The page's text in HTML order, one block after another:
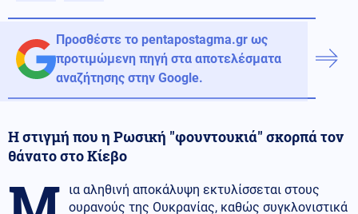
Προσθέστε το pentapostagma.gr ως
προτιμώμενη πηγή στα αποτελέσματα
αναζήτησης στην Google.
Η στιγμή που η Ρωσική "φουντουκιά" σκορπά τον
θάνατο στο Κίεβο
ια αληθινή αποκάλυψη εκτυλίσσεται στους
ουρανούς της Ουκρανίας, καθώς συγκλονιστικά